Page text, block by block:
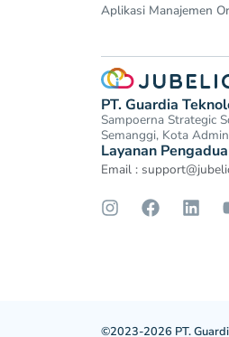
Aplikasi Manajemen
PT. Guardia
Sampoerna Strategic
Semanggi, Kota
Layanan
Email :
©2023-2026 PT.